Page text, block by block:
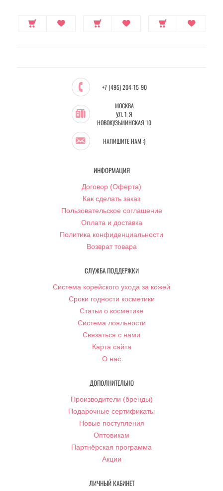
+7 (495) 204-15-90
МОСКВА
УЛ. 1-Я
НОВОКУЗЬМИНСКАЯ 10
НАПИШИТЕ НАМ :)
ИНФОРМАЦИЯ
Договор (Оферта)
Как сделать заказ
Пользовательское соглашение
Оплата и доставка
Политика конфиденциальности
Возврат товара
СЛУЖБА ПОДДЕРЖКИ
Система корейского ухода за кожей
Сроки годности косметики
Статьи о косметике
Система лояльности
Связаться с нами
Карта сайта
О нас
ДОПОЛНИТЕЛЬНО
Производители (бренды)
Подарочные сертификаты
Новые поступления
Оптовикам
Партнёрская программа
Акции
ЛИЧНЫЙ КАБИНЕТ